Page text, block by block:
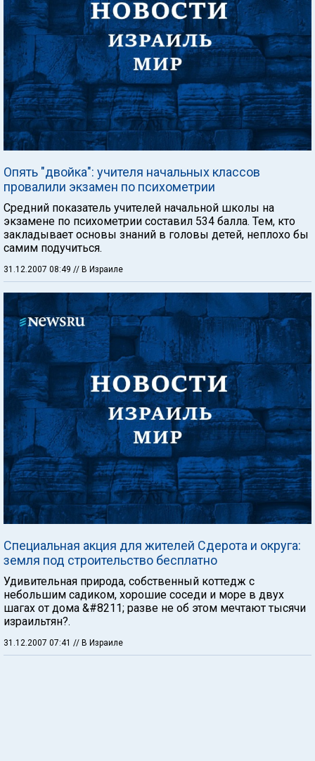
Опять "двойка": учителя начальных классов
провалили экзамен по психометрии
Средний показатель учителей начальной школы на
экзамене по психометрии составил 534 балла. Тем, кто
закладывает основы знаний в головы детей, неплохо бы
самим подучиться.
31.12.2007 08:49 // В Израиле
Специальная акция для жителей Сдерота и округа:
земля под строительство бесплатно
Удивительная природа, собственный коттедж с
небольшим садиком, хорошие соседи и море в двух
шагах от дома &#8211; разве не об этом мечтают тысячи
израильтян?.
31.12.2007 07:41 // В Израиле